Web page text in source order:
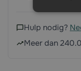
Hulp nodig?
Meer dan